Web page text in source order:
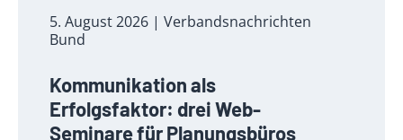
5. August 2026 | Verbandsnachrichten
Bund
Kommunikation als
Erfolgsfaktor: drei Web-
Seminare für Planungsbüros